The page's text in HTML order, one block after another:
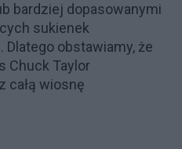
bardziej dopasowanymi
sukienek
obstawiamy, że
Chuck Taylor
całą wiosnę